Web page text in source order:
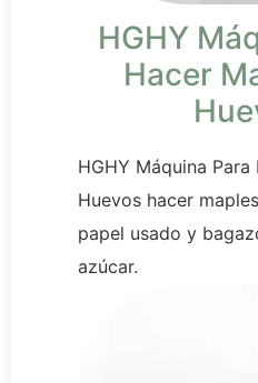
HGHY
Hacer
HGHY Máquina
Huevos hacer
papel usado y
azúcar.